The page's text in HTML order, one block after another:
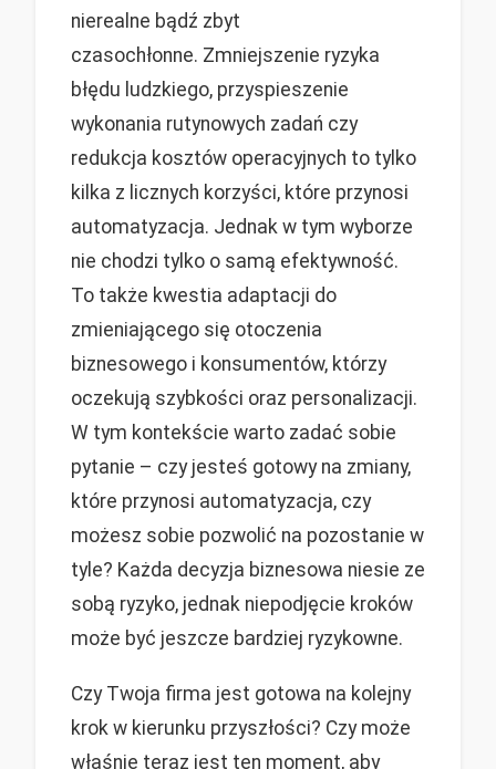
nierealne bądź zbyt
czasochłonne. Zmniejszenie ryzyka
błędu ludzkiego, przyspieszenie
wykonania rutynowych zadań czy
redukcja kosztów operacyjnych to tylko
kilka z licznych korzyści, które przynosi
automatyzacja. Jednak w tym wyborze
nie chodzi tylko o samą efektywność.
To także kwestia adaptacji do
zmieniającego się otoczenia
biznesowego i konsumentów, którzy
oczekują szybkości oraz personalizacji.
W tym kontekście warto zadać sobie
pytanie – czy jesteś gotowy na zmiany,
które przynosi automatyzacja, czy
możesz sobie pozwolić na pozostanie w
tyle? Każda decyzja biznesowa niesie ze
sobą ryzyko, jednak niepodjęcie kroków
może być jeszcze bardziej ryzykowne.
Czy Twoja firma jest gotowa na kolejny
krok w kierunku przyszłości? Czy może
właśnie teraz jest ten moment, aby